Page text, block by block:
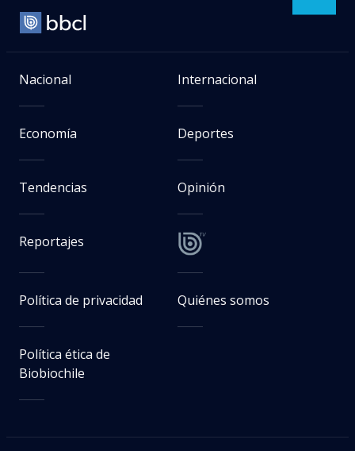
Nacional Internacional
Economía Deportes
Tendencias Opinión
Reportajes
Política de privacidad Quiénes somos
Política ética de
Biobiochile